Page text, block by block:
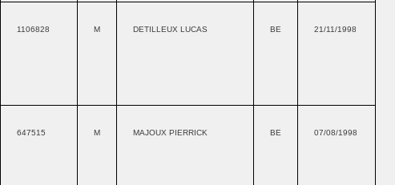
1106828 M DETILLEUX LUCAS BE 21/11/1998
647515 M MAJOUX PIERRICK BE 07/08/1998